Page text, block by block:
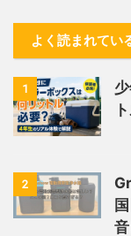
よく読まれてい
1
2